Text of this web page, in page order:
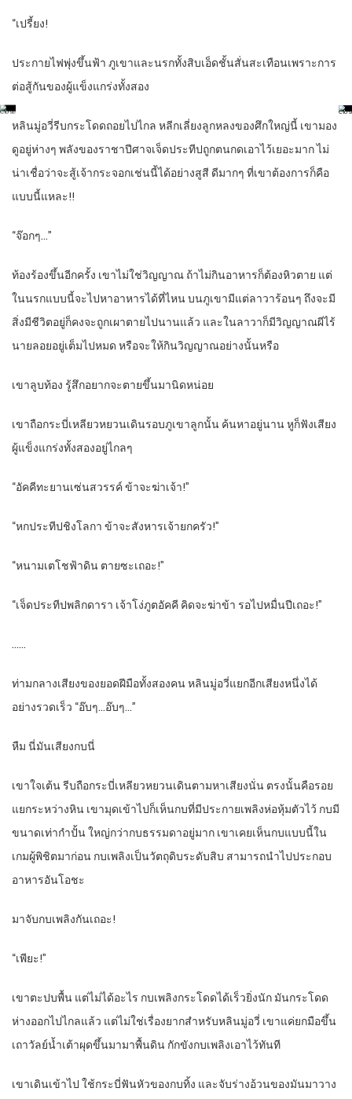
“เปรี้ยง!
ประกายไฟพุ่งขึ้นฟ้า ภูเขาและนรกทั้งสิบเอ็ดชั้นสั่นสะเทือนเพราะการ
ต่อสู้กันของผู้แข็งแกร่งทั้งสอง
หลินมู่อวี่รีบกระโดดถอยไปไกล หลีกเลี่ยงลูกหลงของศึกใหญ่นี้ เขามอง
ดูอยู่ห่างๆ พลังของราชาปีศาจเจ็ดประทีปถูกตนกดเอาไว้เยอะมาก ไม่
น่าเชื่อว่าจะสู้เจ้ากระจอกเช่นนี้ได้อย่างสูสี ดีมากๆ ที่เขาต้องการก็คือ
แบบนี้แหละ!!
“จ๊อกๆ…”
ท้องร้องขึ้นอีกครั้ง เขาไม่ใช่วิญญาณ ถ้าไม่กินอาหารก็ต้องหิวตาย แต่
ในนรกแบบนี้จะไปหาอาหารได้ที่ไหน บนภูเขามีแต่ลาวาร้อนๆ ถึงจะมี
สิ่งมีชีวิตอยู่ก็คงจะถูกเผาตายไปนานแล้ว และในลาวาก็มีวิญญาณผีไร้
นายลอยอยู่เต็มไปหมด หรือจะให้กินวิญญาณอย่างนั้นหรือ
เขาลูบท้อง รู้สึกอยากจะตายขึ้นมานิดหน่อย
เขาถือกระบี่เหลียวหยวนเดินรอบภูเขาลูกนั้น ค้นหาอยู่นาน หูก็ฟังเสียง
ผู้แข็งแกร่งทั้งสองอยู่ไกลๆ
“อัคคีทะยานเซ่นสวรรค์ ข้าจะฆ่าเจ้า!”
“หกประทีปชิงโลกา ข้าจะสังหารเจ้ายกครัว!”
“หนามเตโชฟ้าดิน ตายซะเถอะ!”
“เจ็ดประทีปพลิกดารา เจ้าโง่ภูตอัคคี คิดจะฆ่าข้า รอไปหมื่นปีเถอะ!”
……
ท่ามกลางเสียงของยอดฝีมือทั้งสองคน หลินมู่อวี่แยกอีกเสียงหนึ่งได้
อย่างรวดเร็ว “อ๊บๆ…อ๊บๆ…”
หืม นี่มันเสียงกบนี่
เขาใจเต้น รีบถือกระบี่เหลียวหยวนเดินตามหาเสียงนั่น ตรงนั้นคือรอย
แยกระหว่างหิน เขามุดเข้าไปก็เห็นกบที่มีประกายเพลิงห่อหุ้มตัวไว้ กบมี
ขนาดเท่ากำปั้น ใหญ่กว่ากบธรรมดาอยู่มาก เขาเคยเห็นกบแบบนี้ใน
เกมผู้พิชิตมาก่อน กบเพลิงเป็นวัตถุดิบระดับสิบ สามารถนำไปประกอบ
อาหารอันโอชะ
มาจับกบเพลิงกันเถอะ!
“เพียะ!”
เขาตะปบพื้น แต่ไม่ได้อะไร กบเพลิงกระโดดได้เร็วยิ่งนัก มันกระโดด
ห่างออกไปไกลแล้ว แต่ไม่ใช่เรื่องยากสำหรับหลินมู่อวี่ เขาแค่ยกมือขึ้น
เถาวัลย์น้ำเต้าผุดขึ้นมามาพื้นดิน กักขังกบเพลิงเอาไว้ทันที
เขาเดินเข้าไป ใช้กระบี่ฟันหัวของกบทิ้ง และจับร่างอ้วนของมันมาวาง